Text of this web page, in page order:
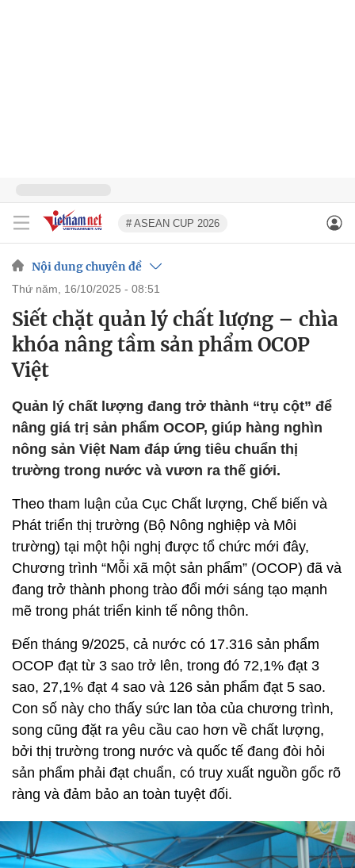
# ASEAN CUP 2026
Nội dung chuyên đề
thứ năm, 16/10/2025 - 08:51
Siết chặt quản lý chất lượng – chìa
khóa nâng tầm sản phẩm OCOP
Việt
Quản lý chất lượng đang trở thành “trụ cột” để
nâng giá trị sản phẩm OCOP, giúp hàng nghìn
nông sản Việt Nam đáp ứng tiêu chuẩn thị
trường trong nước và vươn ra thế giới.
Theo tham luận của Cục Chất lượng, Chế biến và
Phát triển thị trường (Bộ Nông nghiệp và Môi
trường) tại một hội nghị được tổ chức mới đây,
Chương trình “Mỗi xã một sản phẩm” (OCOP) đã và
đang trở thành phong trào đổi mới sáng tạo mạnh
mẽ trong phát triển kinh tế nông thôn.
Đến tháng 9/2025, cả nước có 17.316 sản phẩm
OCOP đạt từ 3 sao trở lên, trong đó 72,1% đạt 3
sao, 27,1% đạt 4 sao và 126 sản phẩm đạt 5 sao.
Con số này cho thấy sức lan tỏa của chương trình,
song cũng đặt ra yêu cầu cao hơn về chất lượng,
bởi thị trường trong nước và quốc tế đang đòi hỏi
sản phẩm phải đạt chuẩn, có truy xuất nguồn gốc rõ
ràng và đảm bảo an toàn tuyệt đối.